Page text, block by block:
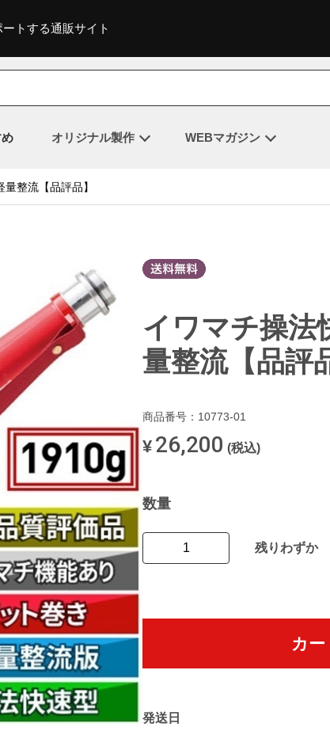
トする通販サイト
オリジナル製作 WEBマガジン
整流【品評品】
イワマチ操法
量整流【品評
商品番号：10773-01
¥ 26,200 (税込)
数量
残りわずか
カー
発送日